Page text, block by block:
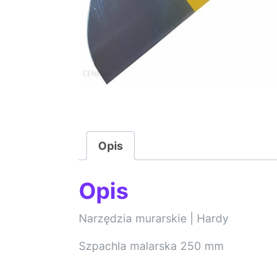
Opis
Opis
Narzędzia murarskie | Hardy
Szpachla malarska 250 mm